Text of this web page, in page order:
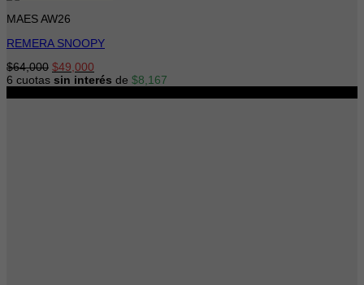
MAES AW26
REMERA SNOOPY
$64,000 El
precio
$49,000
precio
6 cuotas sin interés de $8,167